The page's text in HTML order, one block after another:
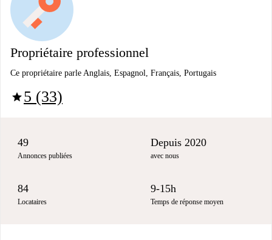
Propriétaire professionnel
Ce propriétaire parle Anglais, Espagnol, Français, Portugais
star5 (33)
49
Annonces publiées
Depuis 2020
avec nous
84
Locataires
9-15h
Temps de réponse moyen